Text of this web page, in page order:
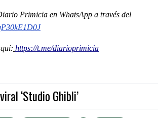
Primicia en WhatsApp a través del
https://t.me/diarioprimicia
‘Studio Ghibli’